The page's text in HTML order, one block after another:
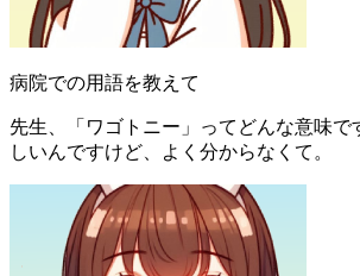
病院での用語を教えて
先生、「ワゴトニー」ってどんな意味で
しいんですけど、よく分からなくて。